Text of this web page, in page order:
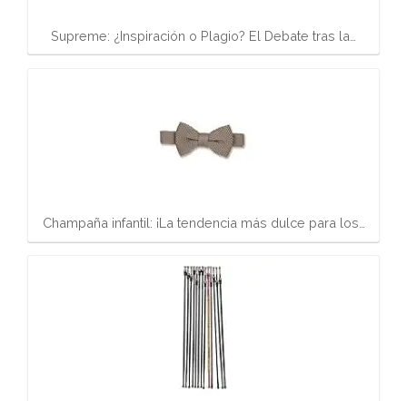
Supreme: ¿Inspiración o Plagio? El Debate tras la…
Champaña infantil: ¡La tendencia más dulce para los…